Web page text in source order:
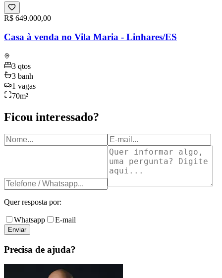
R$ 649.000,00
Casa à venda no Vila Maria - Linhares/ES
3 qtos
3 banh
1 vagas
70m²
Ficou interessado?
Quer resposta por:
Whatsapp E-mail
Enviar
Precisa de ajuda?